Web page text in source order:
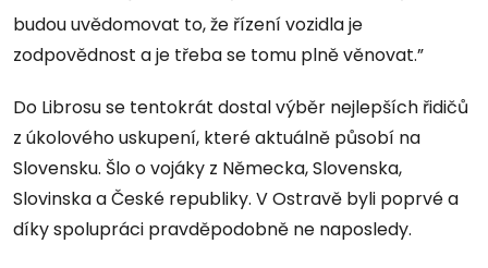
budou uvědomovat to, že řízení vozidla je
zodpovědnost a je třeba se tomu plně věnovat.”
Do Librosu se tentokrát dostal výběr nejlepších řidičů
z úkolového uskupení, které aktuálně působí na
Slovensku. Šlo o vojáky z Německa, Slovenska,
Slovinska a České republiky. V Ostravě byli poprvé a
díky spolupráci pravděpodobně ne naposledy.